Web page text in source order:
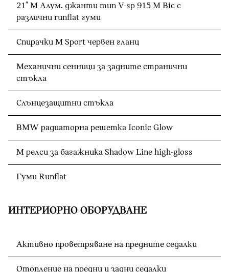
21" M Алум. джанти тип V-sp 915 M Bic с
различни runflat гуми
Спирачки M Sport червен гланц
Механични сенници за задните странични
стъкла
Слънцезащитни стъкла
BMW радиаторна решетка Iconic Glow
M релси за багажника Shadow Line high-gloss
Гуми Runflat
ИНТЕРИОРНО ОБОРУДВАНЕ
Активно проветряване на предните седалки
Отопление на предни и задни седалки